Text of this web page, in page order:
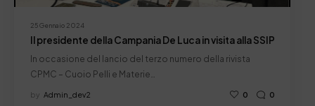
25 Gennaio 2024
Il presidente della Campania De Luca in visita alla SSIP
In occasione del lancio del terzo numero della rivista
CPMC – Cuoio Pelli e Materie…
by Admin_dev2 0 0